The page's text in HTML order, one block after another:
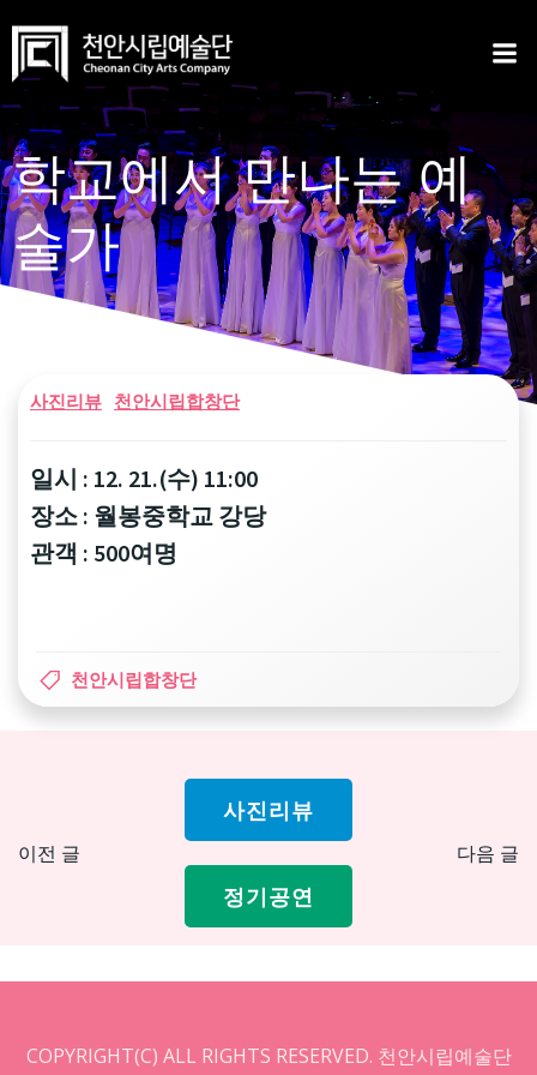
content
학교에서 만나는 예
술가
사진리뷰 천안시립합창단
일시 : 12. 21.(수) 11:00
장소 : 월봉중학교 강당
관객 : 500여명
천안시립합창단
Post
navigation
이전 글
사진리뷰
정기공연
다음 글
COPYRIGHT(C) ALL RIGHTS RESERVED. 천안시립예술단